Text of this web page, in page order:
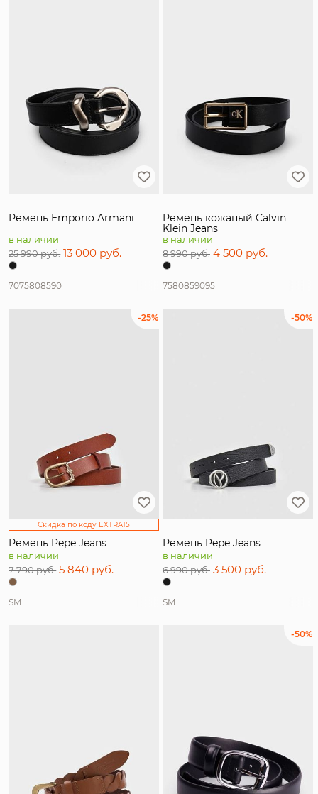
Ремень Emporio Armani
в наличии
25 990 руб. 13 000 руб.
7075808590
Ремень кожаный Calvin
Klein Jeans
в наличии
8 990 руб. 4 500 руб.
7580859095
-25%
Скидка по коду EXTRA15
Ремень Pepe Jeans
в наличии
7 790 руб. 5 840 руб.
SM
-50%
Ремень Pepe Jeans
в наличии
6 990 руб. 3 500 руб.
SM
-50%